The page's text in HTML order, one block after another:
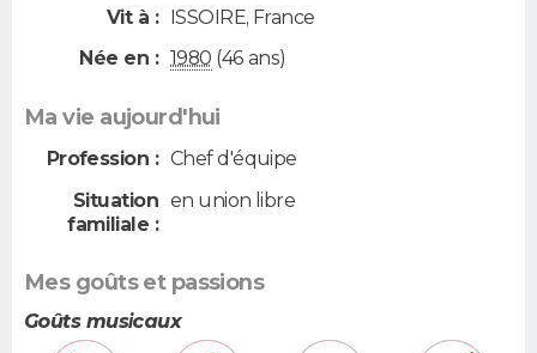
Vit à : ISSOIRE, France
Née en : 1980 (46 ans)
Ma vie aujourd'hui
Profession : Chef d'équipe
Situation
familiale :
en union libre
Mes goûts et passions
Goûts musicaux